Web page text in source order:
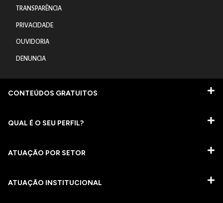
TRANSPARÊNCIA
PRIVACIDADE
OUVIDORIA
DENUNCIA
CONTEÚDOS GRATUITOS
QUAL É O SEU PERFIL?
ATUAÇÃO POR SETOR
ATUAÇÃO INSTITUCIONAL